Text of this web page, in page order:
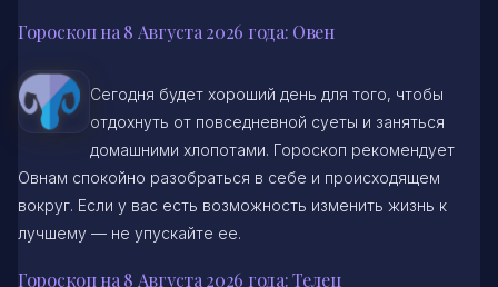
Гороскоп на 8 Августа 2026 года: Овен
Сегодня будет хороший день для того, чтобы
отдохнуть от повседневной суеты и заняться
домашними хлопотами. Гороскоп рекомендует
Овнам спокойно разобраться в себе и происходящем
вокруг. Если у вас есть возможность изменить жизнь к
лучшему — не упускайте ее.
Гороскоп на 8 Августа 2026 года: Телец